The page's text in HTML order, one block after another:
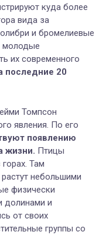
куда более
вида за
и бромелиевые
молодые
их современного
последние 20
Томпсон
явления. По его
появлению
жизни. Птицы
Там
небольшими
физически
долинами и
от своих
группы со